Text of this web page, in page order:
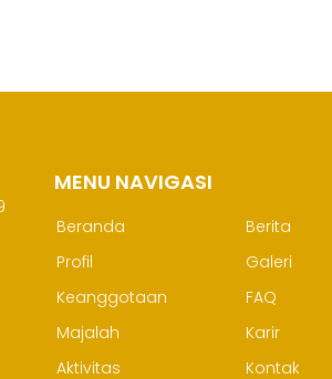
MENU NAVIGASI
Beranda
Profil
Keanggotaan
Majalah
Aktivitas
Berita
Galeri
FAQ
Karir
Kontak